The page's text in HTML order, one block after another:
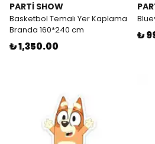
PARTİ SHOW
Basketbol Temalı Yer Kaplama
Branda 160*240 cm
₺ 1,350.00
₺